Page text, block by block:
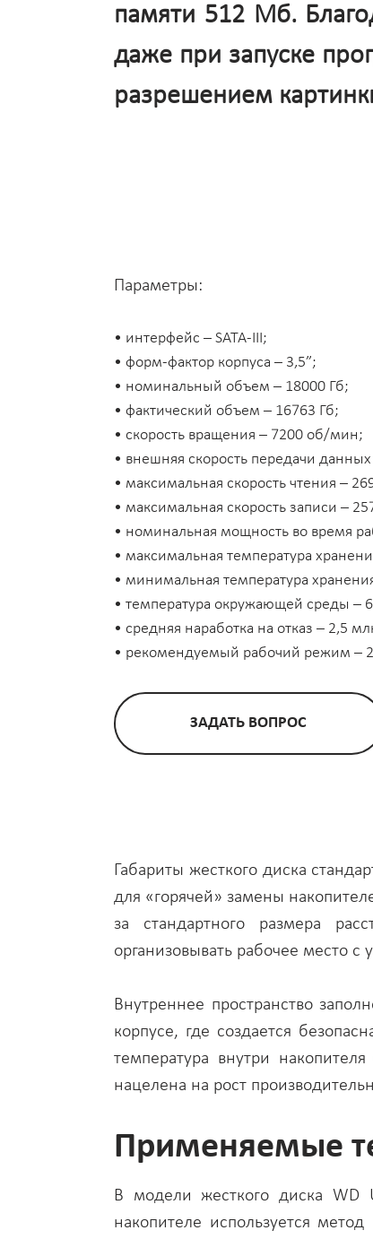
памяти 512 Мб.
даже при запуске
разрешением
Параметры:
• интерфейс – SATA-III;
• форм-фактор корпуса – 3,5”;
• номинальный объем – 18000 Гб;
• фактический объем – 16763 Гб;
• скорость вращения – 7200 об/мин;
• внешняя скорость передачи
• максимальная скорость чтения –
• максимальная скорость записи –
• номинальная мощность во время
• максимальная температура
• минимальная температура
• температура окружающей среды –
• средняя наработка на отказ – 2,5
• рекомендуемый рабочий режим –
ЗАДАТЬ ВОПРОС
Габариты жесткого диска
для «горячей» замены
за стандартного размера
организовывать рабочее место с
Внутреннее пространство
корпусе, где создается
температура внутри
нацелена на рост
Применяемые
В модели жесткого диска WD
накопителе используется